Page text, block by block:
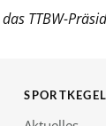
TTBW-